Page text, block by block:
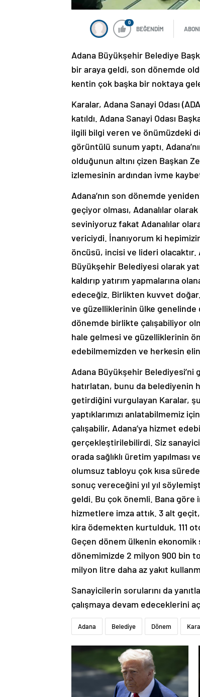
0
BEĞENDİM
Adana Büyükşehir Belediye
bir araya geldi, son dönemde
kentin çok başka bir noktaya
Karalar, Adana Sanayi Odası
katıldı. Adana Sanayi Odası
ilgili bilgi veren ve önümüzdeki
görüntülü sunum yaptı.
olduğunun altını çizen Başkan
izlemesinin ardından ivme
Adana’nın son dönemde
geçiyor olması, Adanalılar
seviniyoruz fakat Adanalılar
vericiydi. İnanıyorum ki
öncüsü, incisi ve lideri olacaktır.
Büyükşehir Belediyesi olarak
kaldırıp yatırım yapmalarına
edeceğiz. Birlikten kuvvet
ve güzelliklerinin ülke
dönemde birlikte çalışabiliyor
hale gelmesi ve güzelliklerinin
edebilmemizden ve herkesin
Adana Büyükşehir Belediyesi’ni
hatırlatan, bunu da belediyenin
getirdiğini vurgulayan Karalar,
yaptıklarımızı anlatabilmemiz
çalışabilir, Adana’ya hizmet
gerçekleştirilebilirdi. Siz
orada sağlıklı üretim yapılması
olumsuz tabloyu çok kısa
sonuç vereceğini yıl yıl
geldi. Bu çok önemli. Bana göre
hizmetlere imza attık. 3 alt
kira ödemekten kurtulduk, 111
Geçen dönem ülkenin
dönemimizde 2 milyon 900 bin
milyon litre daha az yakıt
Sanayicilerin sorularını da
çalışmaya devam edeceklerini
Adana Belediye Dönem